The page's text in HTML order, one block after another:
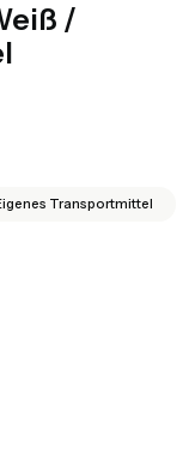
/
Transportmittel